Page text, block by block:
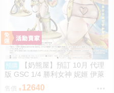
預購
【奶熊屋】預訂 10月 代理
版 GSC 1/4 勝利女神 妮姬 伊萊
格 BOOM與驚嚇 0905
售價 12640